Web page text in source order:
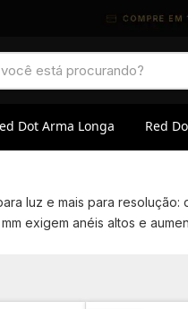
Dot Arma Longa Red
luz e mais para
exigem anéis altos e